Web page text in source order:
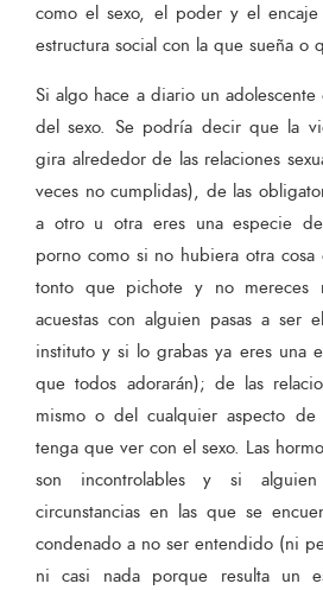
como el sexo, el poder y el
estructura social con la que sueña o
Si algo hace a diario un
del sexo. Se podría decir que la
gira alrededor de las relaciones
veces no cumplidas), de las
a otro u otra eres una especie
porno como si no hubiera otra
tonto que pichote y no
acuestas con alguien pasas a ser
instituto y si lo grabas ya eres una
que todos adorarán); de las
mismo o del cualquier aspecto
tenga que ver con el sexo. Las
son incontrolables y si
circunstancias en las que se
condenado a no ser entendido (ni
ni casi nada porque resulta un